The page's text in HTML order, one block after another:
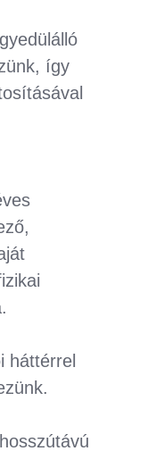
így
háttérrel